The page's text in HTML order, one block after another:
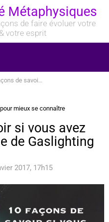
Métaphysiques
de faire évoluer votre
votre esprit
si vous avez été ou êtes victime de Gaslighting
mieux se connaître
si vous avez
de Gaslighting
2017, 17h15